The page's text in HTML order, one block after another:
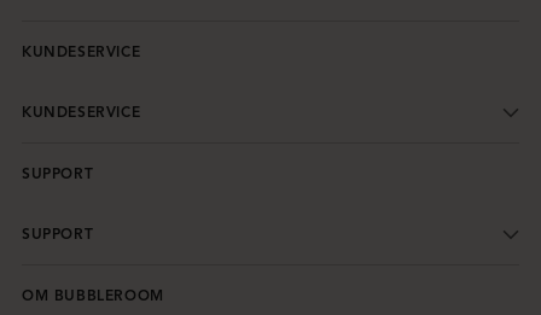
KUNDESERVICE
KUNDESERVICE
SUPPORT
SUPPORT
OM BUBBLEROOM